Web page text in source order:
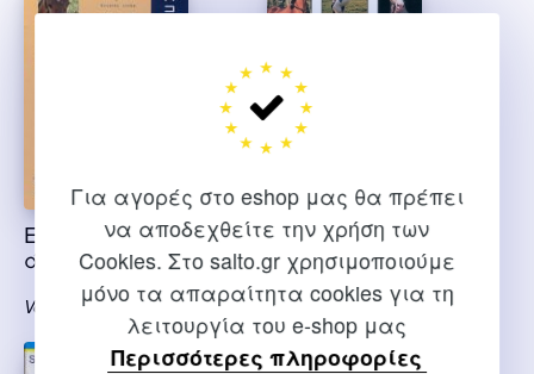
Για αγορές στο eshop μας θα πρέπει
να αποδεχθείτε την χρήση των
Cookies. Στο salto.gr χρησιμοποιούμε
μόνο τα απαραίτητα cookies για τη
λειτουργία του e-shop μας
Περισσότερες πληροφορίες
Εκπαιδεύοντας
άλογα – out of stock
Verschure J.
Εγκυκλοπαίδεια των
αλόγων
Hermsen J.